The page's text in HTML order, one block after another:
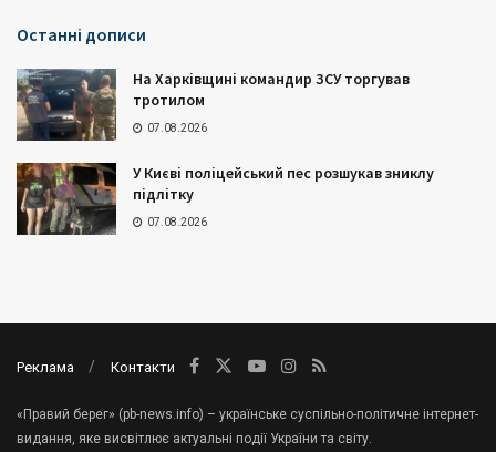
Останні дописи
На Харківщині командир ЗСУ торгував
тротилом
07.08.2026
У Києві поліцейський пес розшукав зниклу
підлітку
07.08.2026
Реклама Контакти
«Правий берег» (pb-news.info) – українське суспільно-політичне інтернет-
видання, яке висвітлює актуальні події України та світу.